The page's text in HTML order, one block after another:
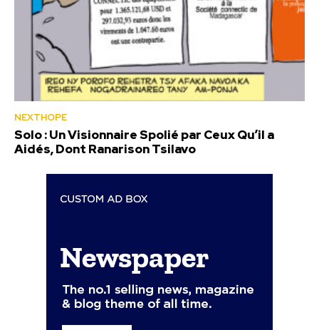
NEXTHOPE
Solo : Un Visionnaire Spolié par Ceux Qu’il a
Aidés, Dont Ranarison Tsilavo